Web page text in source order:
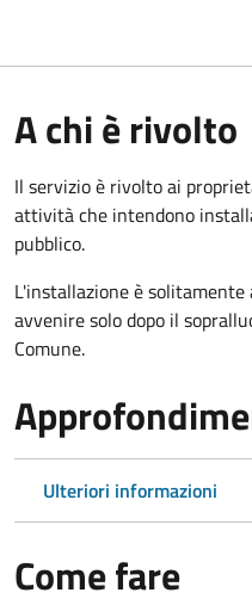
A chi è rivolto
Il servizio è rivolto ai
attività che intendono
pubblico.
L'installazione è
avvenire solo dopo il
Comune.
Ulteriori informazioni
Come fare